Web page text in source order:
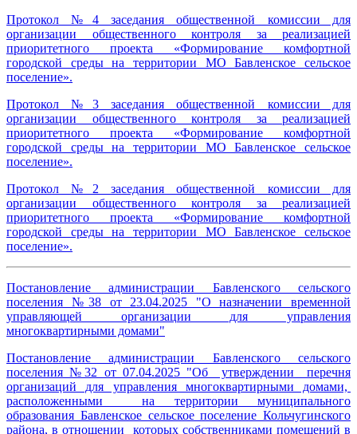
Протокол №4 заседания общественной комиссии для
организации общественного контроля за реализацией
приоритетного проекта «Формирование комфортной
городской среды на территории МО Бавленское сельское
поселение».
Протокол №3 заседания общественной комиссии для
организации общественного контроля за реализацией
приоритетного проекта «Формирование комфортной
городской среды на территории МО Бавленское сельское
поселение».
Протокол №2 заседания общественной комиссии для
организации общественного контроля за реализацией
приоритетного проекта «Формирование комфортной
городской среды на территории МО Бавленское сельское
поселение».
Постановление администрации Бавленского сельского
поселения №38 от 23.04.2025 "О назначении временной
управляющей организации для управления
многоквартирными домами"
Постановление администрации Бавленского сельского
поселения №32 от 07.04.2025 "Об утверждении перечня
организаций для управления многоквартирными домами,
расположенными на территории муниципального
образования Бавленское сельское поселение Кольчугинского
района, в отношении которых собственниками помещений в